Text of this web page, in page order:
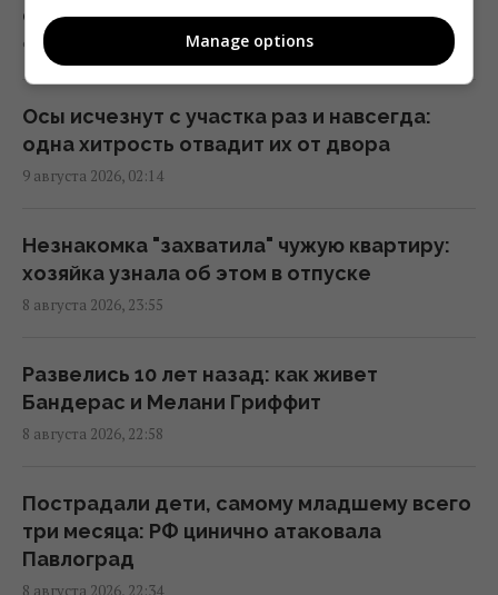
Выглядит недовольным и является
мастером маскировки: что известно об
этой удивительной птице из Австралии
00:30 воскресенье, 09 августа 2026
Европейские реки обмелели: DW
питьевой воды
23:53 суббота, 08 августа 2026
от российского десанта
23:26 суббота, 08 августа 2026
кости "морских чудовищ": ученые
обнаружили его коллекцию
23:23 суббота, 08 августа 2026
обрезки
9 августа 2026, 03:31
Осы исчезнут с участка раз и навсегда:
одна хитрость отвадит их от двора
9 августа 2026, 02:14
Незнакомка "захватила" чужую квартиру:
хозяйка узнала об этом в отпуске
8 августа 2026, 23:55
Развелись 10 лет назад: как живет
Бандерас и Мелани Гриффит
8 августа 2026, 22:58
Пострадали дети, самому младшему всего
три месяца: РФ цинично атаковала
Павлоград
8 августа 2026, 22:34
Manage options